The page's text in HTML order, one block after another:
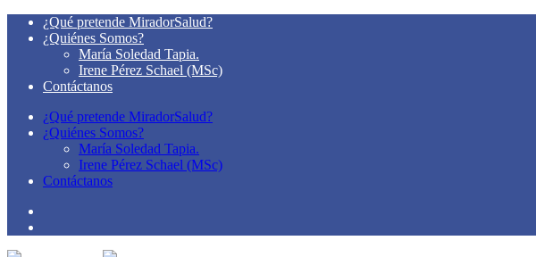
¿Qué pretende MiradorSalud?
¿Quiénes Somos?
María Soledad Tapia.
Irene Pérez Schael (MSc)
Contáctanos
¿Qué pretende MiradorSalud?
¿Quiénes Somos?
María Soledad Tapia.
Irene Pérez Schael (MSc)
Contáctanos